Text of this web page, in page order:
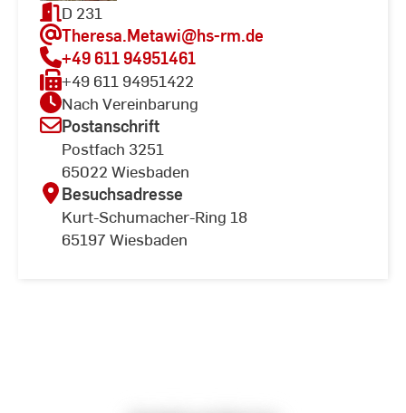
D 231
Theresa.Metawi@hs-rm.de
+49 611 94951461
+49 611 94951422
Nach Vereinbarung
Postanschrift
Postfach 3251
65022 Wiesbaden
Besuchsadresse
Kurt-Schumacher-Ring 18
65197 Wiesbaden